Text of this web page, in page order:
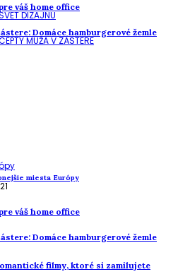
váš home office
DIZAJNU
Domáce hamburgerové žemle
MUŽA V ZÁSTERE
miesta Európy
váš home office
Domáce hamburgerové žemle
filmy, ktoré si zamilujete